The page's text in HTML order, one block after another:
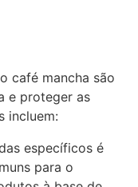
café mancha são
e proteger as
incluem:
específicos é
para o